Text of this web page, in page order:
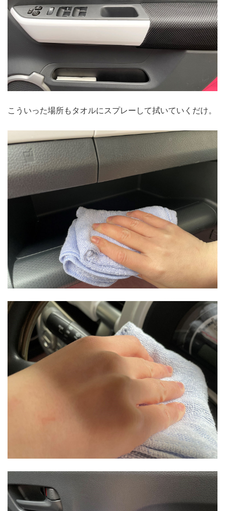
こういった場所もタオルにスプレーして拭いていくだけ。